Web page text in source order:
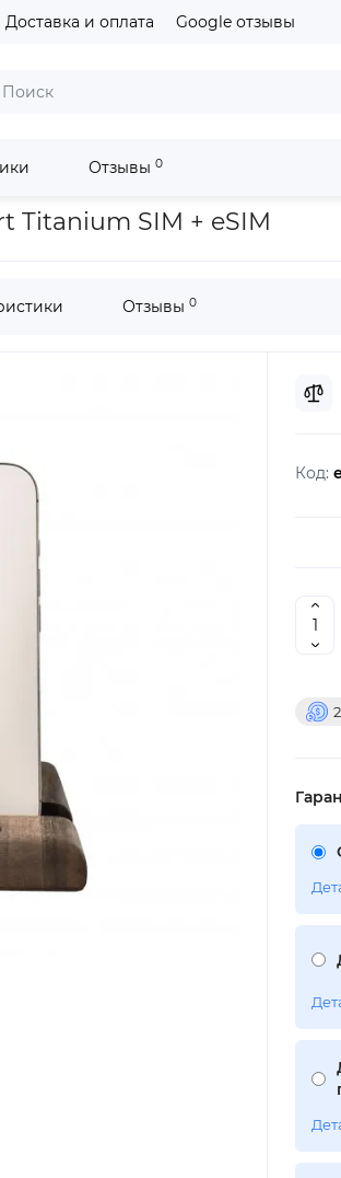
Доставка и оплата Google отзывы
Отзывы 0
eSIM
Titanium SIM + eSIM
Отзывы 0
Код: